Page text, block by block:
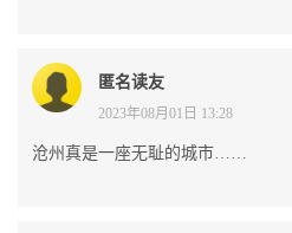
匿名读友
2023年08月01日 13:28
沧州真是一座无耻的城市……